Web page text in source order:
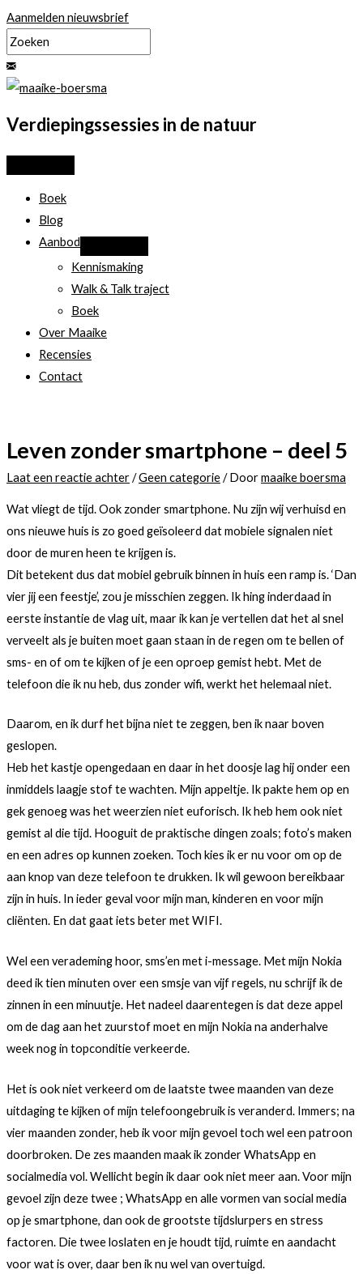
Ga
naar
de
inhoud
Aanmelden nieuwsbrief
Verdiepingssessies in de natuur
Boek
Blog
Aanbod
Kennismaking
Walk & Talk traject
Boek
Over Maaike
Recensies
Contact
Leven zonder smartphone – deel 5
Laat een reactie achter/Geen categorie/ Doormaaike boersma
Wat vliegt de tijd. Ook zonder smartphone. Nu zijn wij verhuisd en
ons nieuwe huis is zo goed geïsoleerd dat mobiele signalen niet
door de muren heen te krijgen is.
Dit betekent dus dat mobiel gebruik binnen in huis een ramp is. ‘Dan
vier jij een feestje’, zou je misschien zeggen. Ik hing inderdaad in
eerste instantie de vlag uit, maar ik kan je vertellen dat het al snel
verveelt als je buiten moet gaan staan in de regen om te bellen of
sms- en of om te kijken of je een oproep gemist hebt. Met de
telefoon die ik nu heb, dus zonder wifi, werkt het helemaal niet.
Daarom, en ik durf het bijna niet te zeggen, ben ik naar boven
geslopen.
Heb het kastje opengedaan en daar in het doosje lag hij onder een
inmiddels laagje stof te wachten. Mijn appeltje. Ik pakte hem op en
gek genoeg was het weerzien niet euforisch. Ik heb hem ook niet
gemist al die tijd. Hooguit de praktische dingen zoals; foto’s maken
en een adres op kunnen zoeken. Toch kies ik er nu voor om op de
aan knop van deze telefoon te drukken. Ik wil gewoon bereikbaar
zijn in huis. In ieder geval voor mijn man, kinderen en voor mijn
cliënten. En dat gaat iets beter met WIFI.
Wel een verademing hoor, sms’en met i-message. Met mijn Nokia
deed ik tien minuten over een smsje van vijf regels, nu schrijf ik de
zinnen in een minuutje. Het nadeel daarentegen is dat deze appel
om de dag aan het zuurstof moet en mijn Nokia na anderhalve
week nog in topconditie verkeerde.
Het is ook niet verkeerd om de laatste twee maanden van deze
uitdaging te kijken of mijn telefoongebruik is veranderd. Immers; na
vier maanden zonder, heb ik voor mijn gevoel toch wel een patroon
doorbroken. De zes maanden maak ik zonder WhatsApp en
socialmedia vol. Wellicht begin ik daar ook niet meer aan. Voor mijn
gevoel zijn deze twee ; WhatsApp en alle vormen van social media
op je smartphone, dan ook de grootste tijdslurpers en stress
factoren. Die twee loslaten en je houdt tijd, ruimte en aandacht
voor wat is over, daar ben ik nu wel van overtuigd.